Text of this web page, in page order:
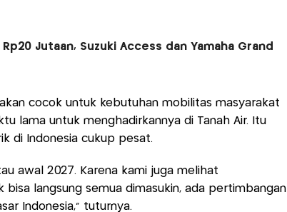
Jutaan, Suzuki Access dan Yamaha Grand
cocok untuk kebutuhan mobilitas masyarakat
lama untuk menghadirkannya di Tanah Air. Itu
di Indonesia cukup pesat.
awal 2027. Karena kami juga melihat
langsung semua dimasukin, ada pertimbangan
Indonesia," tuturnya.